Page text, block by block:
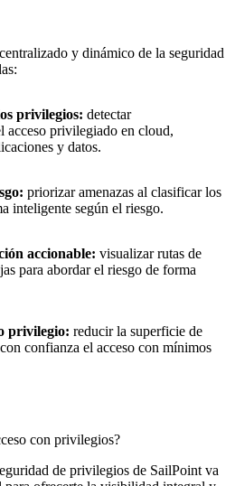
y dinámico de la seguridad
privilegios: detectar
acceso privilegiado en cloud,
y datos.
priorizar amenazas al clasificar los
inteligente según el riesgo.
accionable: visualizar rutas de
para abordar el riesgo de forma
privilegio: reducir la superficie de
confianza el acceso con mínimos
con privilegios?
de privilegios de SailPoint va